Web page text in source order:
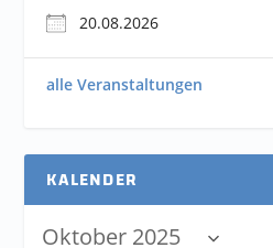
20.08.2026
alle Veranstaltungen
KALENDER